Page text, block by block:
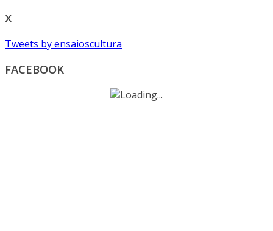
X
Tweets by ensaioscultura
FACEBOOK